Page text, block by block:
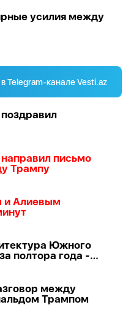
усилия между
Telegram-канале Vesti.az
письмо
Трампу
и Алиевым
Южного
полтора года -
между
Трампом